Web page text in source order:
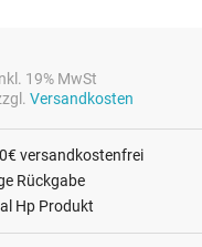
19% MwSt
Versandkosten
versandkostenfrei
Rückgabe
Hp Produkt